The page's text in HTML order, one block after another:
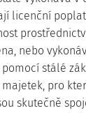
licenční
nebo
stálé
pro
skutečně